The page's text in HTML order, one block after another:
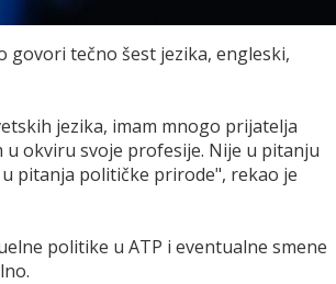
govori tečno šest jezika, engleski,
jezika, imam mnogo prijatelja
u okviru svoje profesije. Nije u pitanju
pitanja političke prirode", rekao je
politike u ATP i eventualne smene